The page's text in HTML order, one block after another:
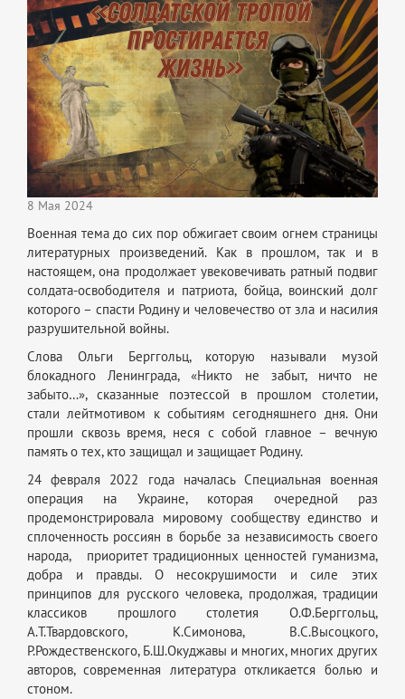
8 Мая 2024
Военная тема до сих пор обжигает своим огнем страницы
литературных произведений. Как в прошлом, так и в
настоящем, она продолжает увековечивать ратный подвиг
солдата-освободителя и патриота, бойца, воинский долг
которого – спасти Родину и человечество от зла и насилия
разрушительной войны.
Слова Ольги Берггольц, которую называли музой
блокадного Ленинграда, «Никто не забыт, ничто не
забыто…», сказанные поэтессой в прошлом столетии,
стали лейтмотивом к событиям сегодняшнего дня. Они
прошли сквозь время, неся с собой главное – вечную
память о тех, кто защищал и защищает Родину.
24 февраля 2022 года началась Специальная военная
операция на Украине, которая очередной раз
продемонстрировала мировому сообществу единство и
сплоченность россиян в борьбе за независимость своего
народа, приоритет традиционных ценностей гуманизма,
добра и правды. О несокрушимости и силе этих
принципов для русского человека, продолжая, традиции
классиков прошлого столетия О.Ф.Берггольц,
А.Т.Твардовского, К.Симонова, В.С.Высоцкого,
Р.Рождественского, Б.Ш.Окуджавы и многих, многих других
авторов, современная литература откликается болью и
стоном.